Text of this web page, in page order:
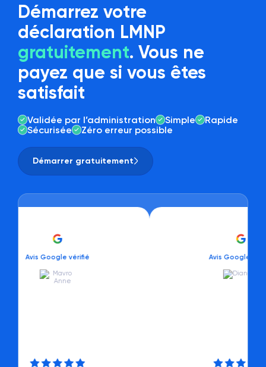
Démarrez votre
déclaration LMNP
gratuitement. Vous ne
payez que si vous êtes
satisfait
Validée par l’administration Simple
Rapide
Sécurisée
Zéro erreur possible
Démarrer gratuitement
Google vérifié Avis Google vérifié